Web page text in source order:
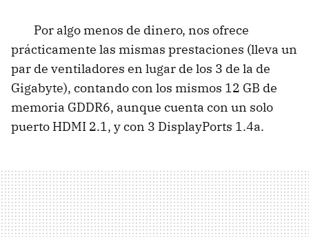
Por algo menos de dinero, nos ofrece
prácticamente las mismas prestaciones (lleva un
par de ventiladores en lugar de los 3 de la de
Gigabyte), contando con los mismos 12 GB de
memoria GDDR6, aunque cuenta con un solo
puerto HDMI 2.1, y con 3 DisplayPorts 1.4a.